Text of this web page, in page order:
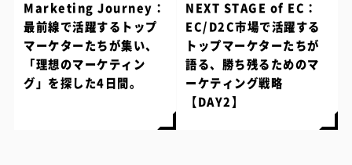
Marketing Journey：
最前線で活躍するトップ
マーケターたちが集い、
「理想のマーケティン
グ」を探した4日間。
NEXT STAGE of EC：
EC/D2C市場で活躍する
トップマーケターたちが
語る、勝ち残るためのマ
ーケティング戦略
【DAY2】